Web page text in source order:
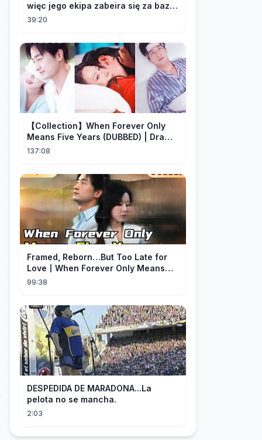
więc jego ekipa zabeira się za bazę
marsjańską na Śląsku 👀
39:20
【Collection】When Forever Only
Means Five Years (DUBBED) | Drama
Talk
137:08
Framed, Reborn…But Too Late for
Love丨When Forever Only Means
Five Years (DUBBED)#drama
99:38
DESPEDIDA DE MARADONA...La
pelota no se mancha.
2:03